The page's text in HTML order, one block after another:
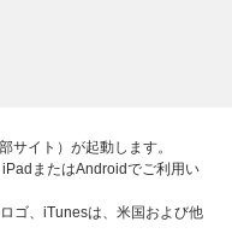
サイト）が起動します。
またはAndroidでご利用い
ゴ、iTunesは、米国および他